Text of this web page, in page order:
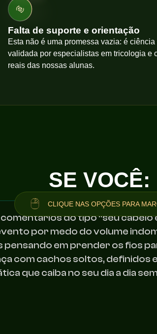
Falta de suporte e orientação
Esta não é uma promessa vazia: é
validada por especialistas em tricologia e
reais das nossas alunas.
SE VOCÊ:
CLIQUE NAS OPÇÕES PARA
do tipo “seu cabelo
por medo do volume
em prender os fios
com cachos soltos, definidos
que caiba no seu dia a dia